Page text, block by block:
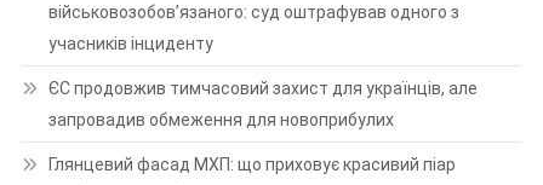
військовозобов’язаного: суд оштрафував одного з
учасників інциденту
ЄС продовжив тимчасовий захист для українців, але
запровадив обмеження для новоприбулих
Глянцевий фасад МХП: що приховує красивий піар